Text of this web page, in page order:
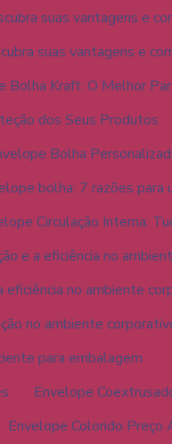
suas vantagens e
suas vantagens e
Bolha Kraft: O Melhor
dos Seus Produtos
Bolha
bolha: 7 razões para
Circulação Interna:
e a eficiência no
eficiência no ambiente
no ambiente
para embalagem
Envelope
Envelope Colorido Preço